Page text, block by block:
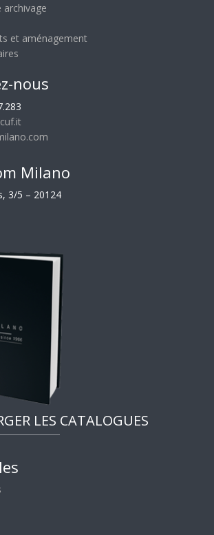
archivage
et aménagement
nous
Milano
3/5 – 20124
LES CATALOGUES